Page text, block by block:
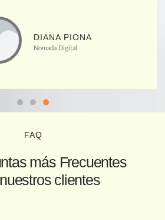
DIANA PIONA
Cabeza de Hogar
FAQ
más Frecuentes
clientes